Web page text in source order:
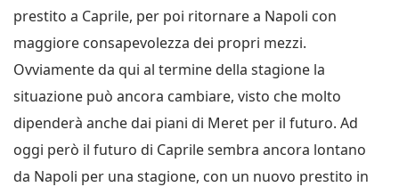
prestito a Caprile, per poi ritornare a Napoli con
maggiore consapevolezza dei propri mezzi.
Ovviamente da qui al termine della stagione la
situazione può ancora cambiare, visto che molto
dipenderà anche dai piani di Meret per il futuro. Ad
oggi però il futuro di Caprile sembra ancora lontano
da Napoli per una stagione, con un nuovo prestito in